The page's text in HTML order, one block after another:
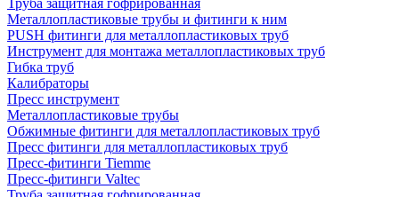
Металлопластиковые трубы и фитинги к ним
PUSH фитинги для металлопластиковых труб
Инструмент для монтажа металлопластиковых труб
Гибка труб
Калибраторы
Пресс инструмент
Металлопластиковые трубы
Обжимные фитинги для металлопластиковых труб
Пресс фитинги для металлопластиковых труб
Пресс-фитинги Tiemme
Пресс-фитинги Valtec